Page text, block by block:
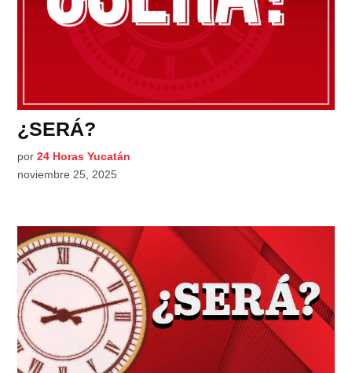
¿SERÁ?
por 24 Horas Yucatán
noviembre 25, 2025